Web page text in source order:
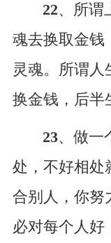
22、所谓
魂去换取金钱
灵魂。所谓人
换金钱，后半
23、做一
处，不好相处
合别人，你努
必对每个人好